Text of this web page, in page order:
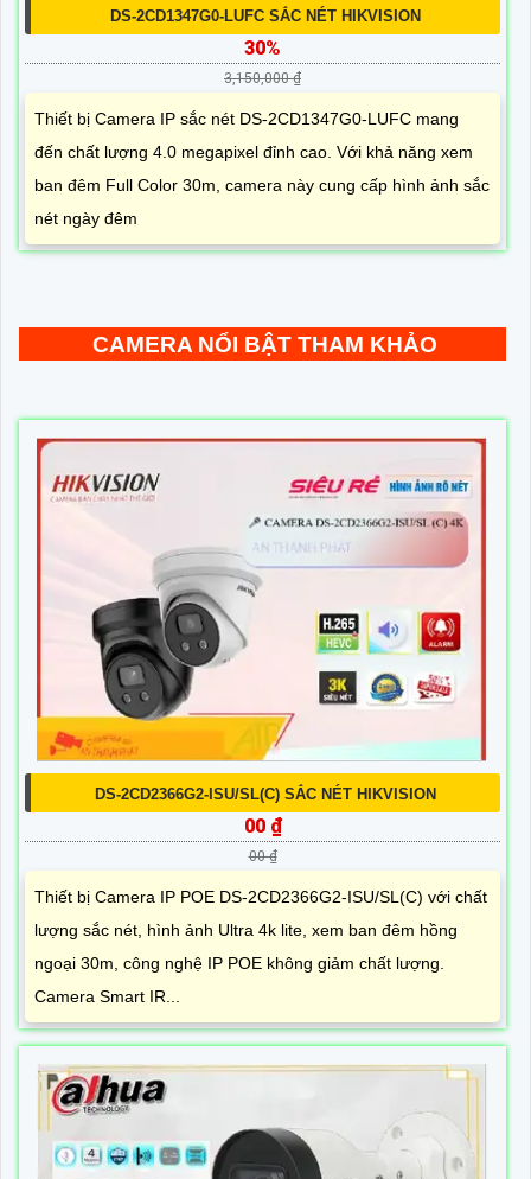
DS-2CD1347G0-LUFC SẮC NÉT HIKVISION
30%
3,150,000 ₫
Thiết bị Camera IP sắc nét DS-2CD1347G0-LUFC mang
đến chất lượng 4.0 megapixel đỉnh cao. Với khả năng xem
ban đêm Full Color 30m, camera này cung cấp hình ảnh sắc
nét ngày đêm
CAMERA NỔI BẬT THAM KHẢO
DS-2CD2366G2-ISU/SL(C) SẮC NÉT HIKVISION
00 ₫
00 ₫
Thiết bị Camera IP POE DS-2CD2366G2-ISU/SL(C) với chất
lượng sắc nét, hình ảnh Ultra 4k lite, xem ban đêm hồng
ngoại 30m, công nghệ IP POE không giảm chất lượng.
Camera Smart IR...